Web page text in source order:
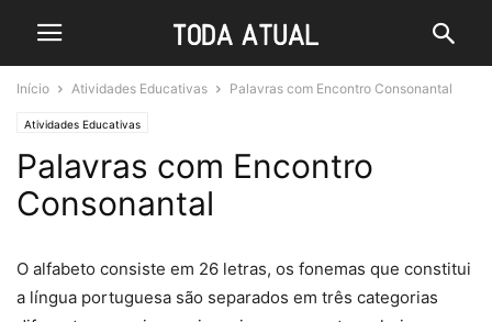
Início Atividades Educativas Palavras com Encontro Consonantal
Atividades Educativas
Palavras com Encontro
Consonantal
O alfabeto consiste em 26 letras, os fonemas que constitui
a língua portuguesa são separados em três categorias